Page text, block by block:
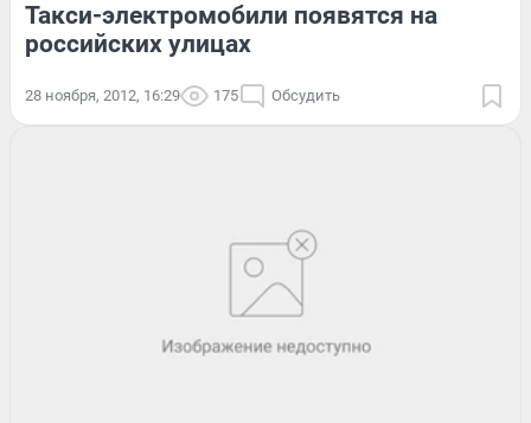
Такси-электромобили появятся на
российских улицах
28 ноября, 2012, 16:29 175 Обсудить